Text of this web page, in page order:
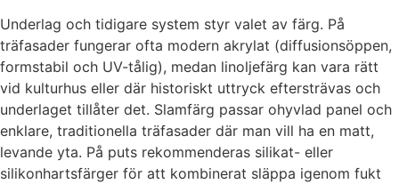
Underlag och tidigare system styr valet av färg. På
träfasader fungerar ofta modern akrylat (diffusionsöppen,
formstabil och UV-tålig), medan linoljefärg kan vara rätt
vid kulturhus eller där historiskt uttryck eftersträvas och
underlaget tillåter det. Slamfärg passar ohyvlad panel och
enklare, traditionella träfasader där man vill ha en matt,
levande yta. På puts rekommenderas silikat- eller
silikonhartsfärger för att kombinerat släppa igenom fukt